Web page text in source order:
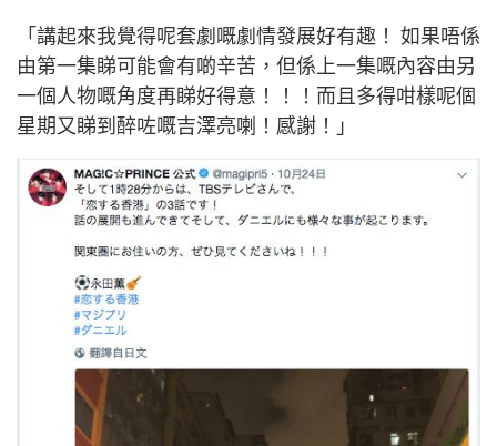
「講起來我覺得呢套劇嘅劇情發展好有趣！ 如果唔係
由第一集睇可能會有啲辛苦，但係上一集嘅內容由另
一個人物嘅角度再睇好得意！！！而且多得咁樣呢個
星期又睇到醉咗嘅吉澤亮喇！感謝！」